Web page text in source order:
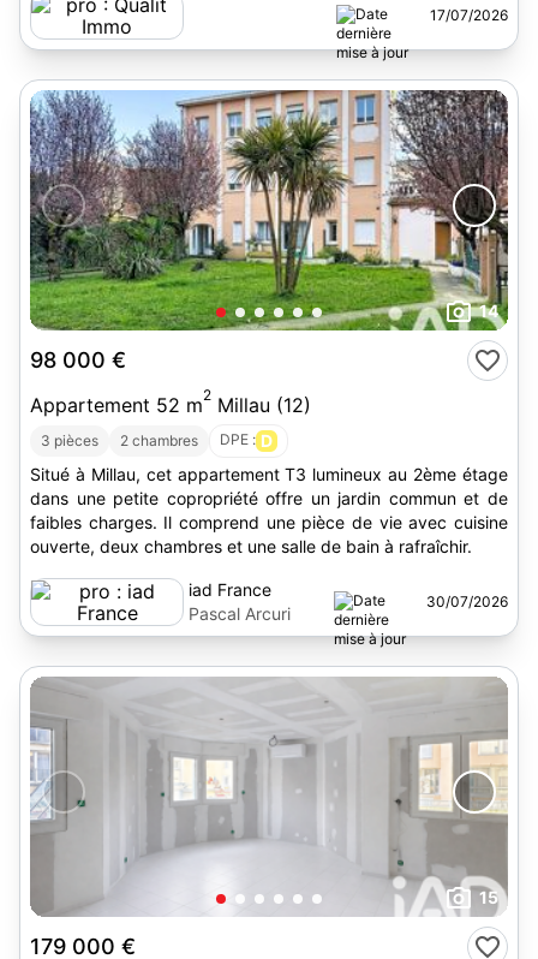
17/07/2026
14
98 000 €
Appartement 52 m2 Millau (12)
3 pièces 2 chambres DPE : D
Situé à Millau, cet appartement T3 lumineux au 2ème étage
dans une petite copropriété offre un jardin commun et de
faibles charges. Il comprend une pièce de vie avec cuisine
ouverte, deux chambres et une salle de bain à rafraîchir.
iad France
Pascal Arcuri
30/07/2026
15
179 000 €